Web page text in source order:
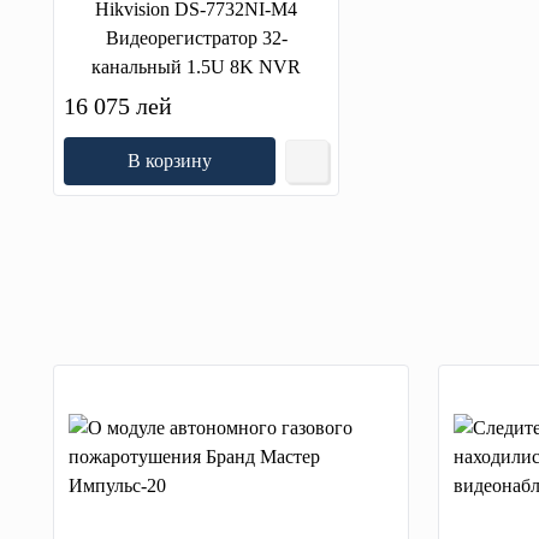
Hikvision DS-7732NI-M4
Видеорегистратор 32-
канальный 1.5U 8K NVR
16 075 лей
В корзину